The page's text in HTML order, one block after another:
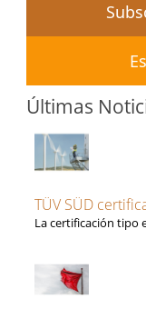
Últimas
TÜV SÜD
La certificación tipo